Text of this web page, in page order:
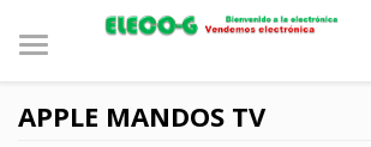
APPLE MANDOS TV